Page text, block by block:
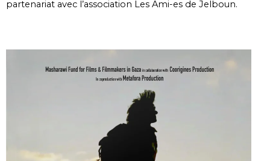
partenariat avec l’association Les Ami-es de Jelboun.